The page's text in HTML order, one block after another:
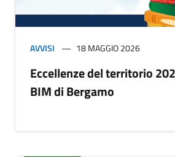
AVVISI 18 MAGGIO 2026
Eccellenze del territorio
BIM di Bergamo